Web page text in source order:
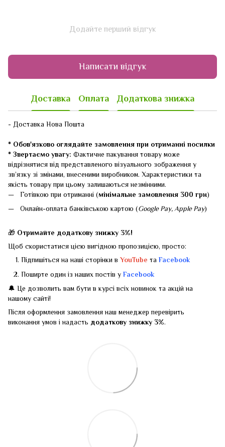
Додайте перший відгук
Написати відгук
Доставка Оплата Додаткова знижка
- Доставка Нова Пошта
* Обов'язково оглядайте замовлення при отриманні посилки
* Звертаємо увагу: Фактичне пакування товару може
відрізнятися від представленого візуального зображення у
зв’язку зі змінами, внесеними виробником. Характеристики та
якість товару при цьому залишаються незмінними.
Готівкою при отриманні (мінімальне замовлення 300 грн)
Онлайн-оплата банківською картою (Google Pay, Apple Pay)
🎁 Отримайте додаткову знижку 3%!
Щоб скористатися цією вигідною пропозицією, просто:
Підпишіться на наші сторінки вYouTube та Facebook
Поширте один із наших постів у Facebook
🔔 Це дозволить вам бути в курсі всіх новинок та акцій на
нашому сайті!
Після оформлення замовлення наш менеджер перевірить
виконання умов і надасть додаткову знижку 3%.